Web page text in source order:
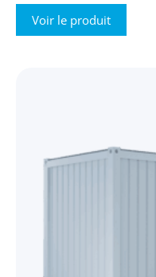
Voir le produit